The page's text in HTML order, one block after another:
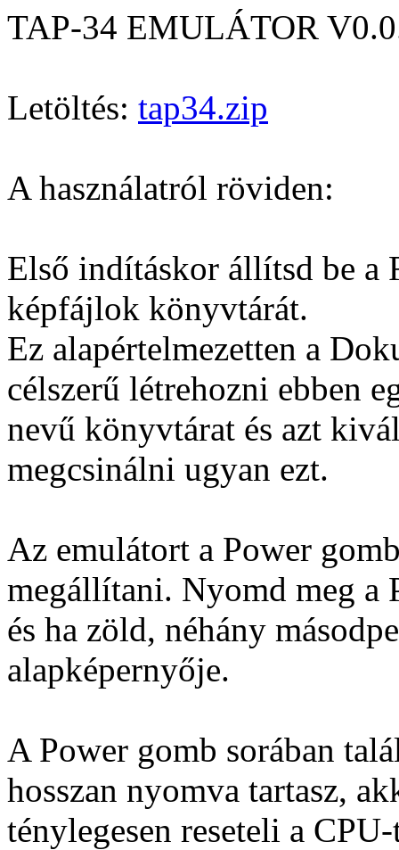
TAP-34 EMULÁTOR
Letöltés: tap34.zip
A használatról röviden:
Első indításkor állítsd be a
képfájlok könyvtárát.
Ez alapértelmezetten a
célszerű létrehozni ebben
nevű könyvtárat és azt
megcsinálni ugyan ezt.
Az emulátort a Power
megállítani. Nyomd meg a
és ha zöld, néhány
alapképernyője.
A Power gomb sorában
hosszan nyomva tartasz,
ténylegesen reseteli a